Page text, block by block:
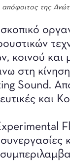
της
κοινού
στη
Sound.
και